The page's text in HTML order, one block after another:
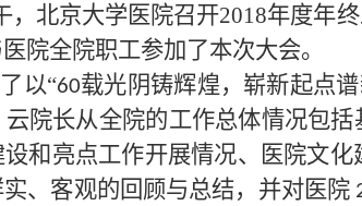
，北京大学医院召开2018年度年
院全院职工参加了本次大会。
以“60载光阴铸辉煌，崭新起点
院长从全院的工作总体情况包
和亮点工作开展情况、医院文
、客观的回顾与总结，并对医院